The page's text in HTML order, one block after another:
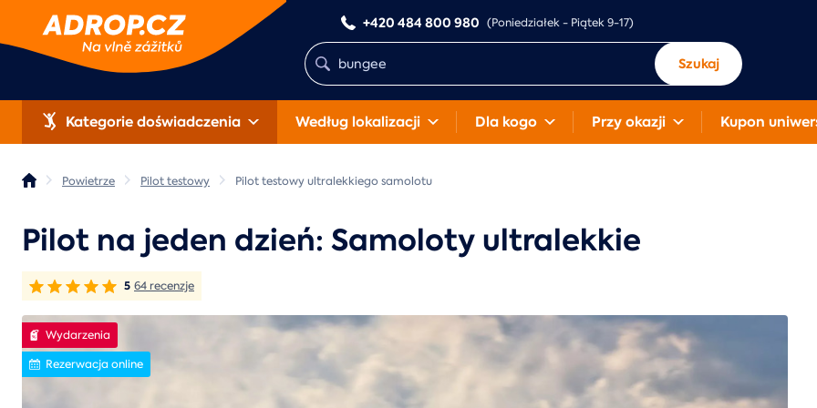
+420 484 800 980 (Poniedziałek - Piątek 9-17)
Szukaj
Kategorie doświadczenia Według lokalizacji Dla kogo Przy okazji Kupon
Powietrze Pilot testowy Pilot testowy ultralekkiego samolotu
Pilot na jeden dzień: Samoloty ultralekkie
5 64 recenzje
Wydarzenia
Rezerwacja online